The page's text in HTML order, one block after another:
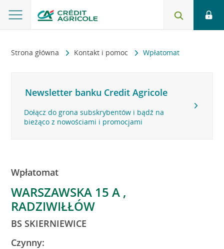
Strona główna Kontakt i pomoc Wpłatomat
Newsletter banku Credit Agricole
Dołącz do grona subskrybentów i bądź na
bieżąco z nowościami i promocjami
Wpłatomat
WARSZAWSKA 15 A ,
RADZIWIŁŁÓW
BS SKIERNIEWICE
Czynny: